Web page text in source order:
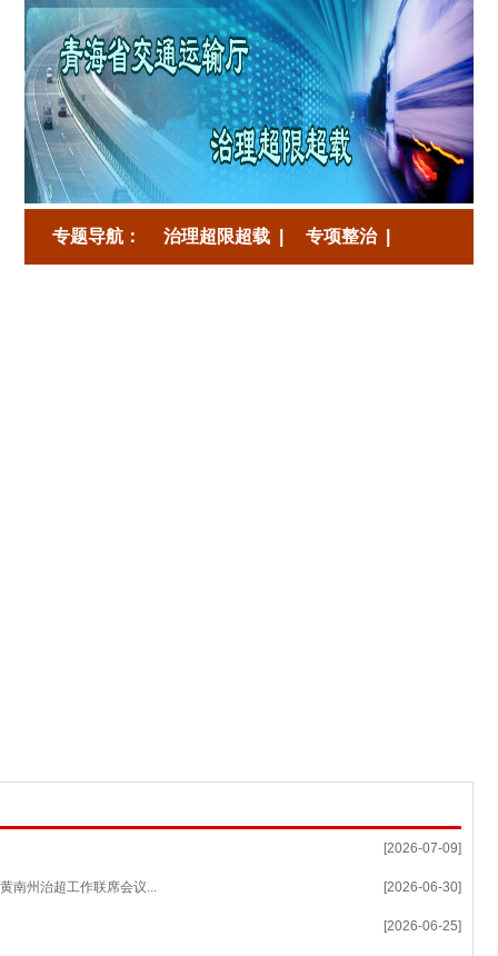
专题导航： 治理超限超载 专项整治|
[2026-07-09]
南州治超工作联席会议... [2026-06-30]
[2026-06-25]